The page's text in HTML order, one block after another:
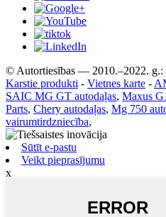
© Autortiesības — 2010.–2022. g.:
Karstie produkti - Vietnes karte -
SAIC MG GT autodaļas, Maxus
Parts, Chery autodaļas, Mg 750
vairumtirdzniecība,
Sūtīt e-pastu
Veikt pieprasījumu
x